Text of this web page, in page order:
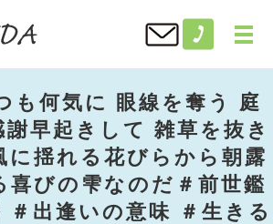
も何気に 眼線を奪う 庭
早起きして 雑草を抜き
に揺れる花びらから朝露
喜びの雫なのだ＃前世鑑
＃出逢いの意味 ＃生きる